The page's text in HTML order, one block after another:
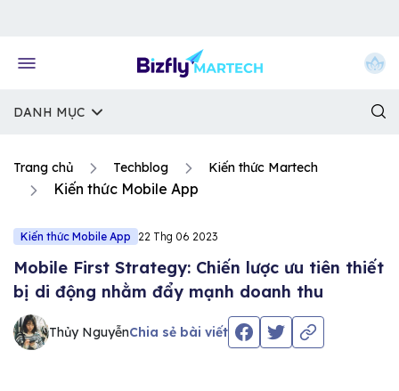
DANH MỤC
Trang chủ Techblog Kiến thức Martech
Kiến thức Mobile App
Kiến thức Mobile App 22 Thg 06 2023
Mobile First Strategy: Chiến lược ưu tiên thiết
bị di động nhằm đẩy mạnh doanh thu
Thủy NguyễnChia sẻ bài viết